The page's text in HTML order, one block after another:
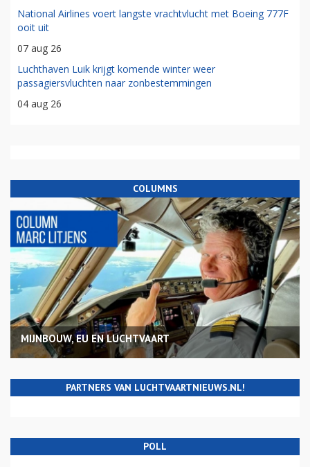
National Airlines voert langste vrachtvlucht met Boeing 777F
ooit uit
07 aug 26
Luchthaven Luik krijgt komende winter weer
passagiersvluchten naar zonbestemmingen
04 aug 26
COLUMNS
MIJNBOUW, EU EN LUCHTVAART
PARTNERS VAN LUCHTVAARTNIEUWS.NL!
POLL